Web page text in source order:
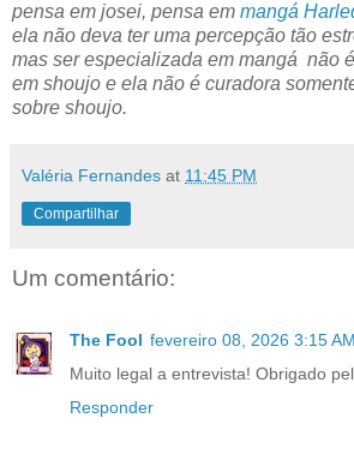
pensa em josei, pensa em mangá
ela não deva ter uma percepção tão
mas ser especializada em mangá não
em shoujo e ela não é curadora
sobre shoujo.
Valéria Fernandes at 11:45 PM
Compartilhar
Um comentário:
The Fool fevereiro 08, 2026 3:15 AM
Muito legal a entrevista! Obrigado
Responder